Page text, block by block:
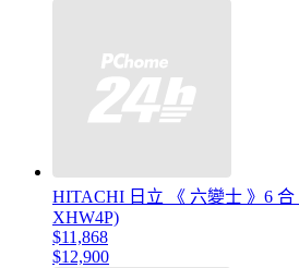
HITACHI 日立 《 六變士 》6
XHW4P)
$11,868
$12,900